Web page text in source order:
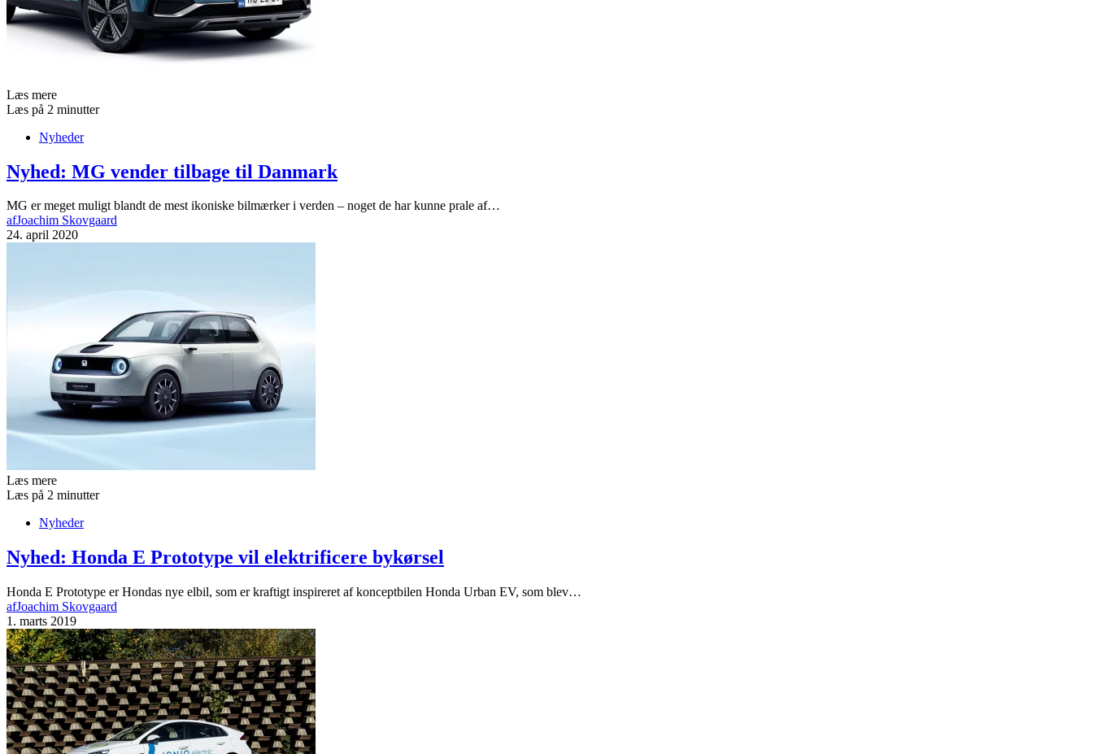
Læs mere
Læs på 2 minutter
Nyheder
Nyhed: MG vender tilbage til Danmark
MG er meget muligt blandt de mest ikoniske bilmærker i verden – noget de har kunne prale af…
afJoachim Skovgaard
24. april 2020
Læs mere
Læs på 2 minutter
Nyheder
Nyhed: Honda E Prototype vil elektrificere bykørsel
Honda E Prototype er Hondas nye elbil, som er kraftigt inspireret af konceptbilen Honda Urban EV, som blev…
afJoachim Skovgaard
1. marts 2019